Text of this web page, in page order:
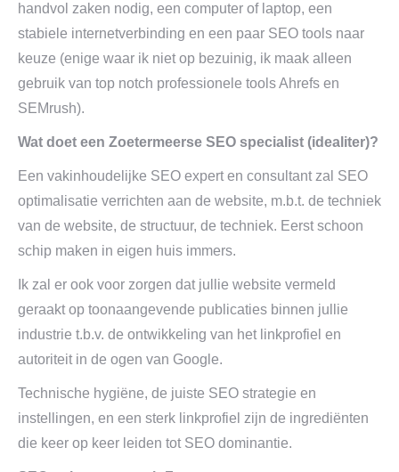
handvol zaken nodig, een computer of laptop, een
stabiele internetverbinding en een paar SEO tools naar
keuze (enige waar ik niet op bezuinig, ik maak alleen
gebruik van top notch professionele tools Ahrefs en
SEMrush).
Wat doet een Zoetermeerse SEO specialist (idealiter)?
Een vakinhoudelijke SEO expert en consultant zal SEO
optimalisatie verrichten aan de website, m.b.t. de techniek
van de website, de structuur, de techniek. Eerst schoon
schip maken in eigen huis immers.
Ik zal er ook voor zorgen dat jullie website vermeld
geraakt op toonaangevende publicaties binnen jullie
industrie t.b.v. de ontwikkeling van het linkprofiel en
autoriteit in de ogen van Google.
Technische hygiëne, de juiste SEO strategie en
instellingen, en een sterk linkprofiel zijn de ingrediënten
die keer op keer leiden tot SEO dominantie.